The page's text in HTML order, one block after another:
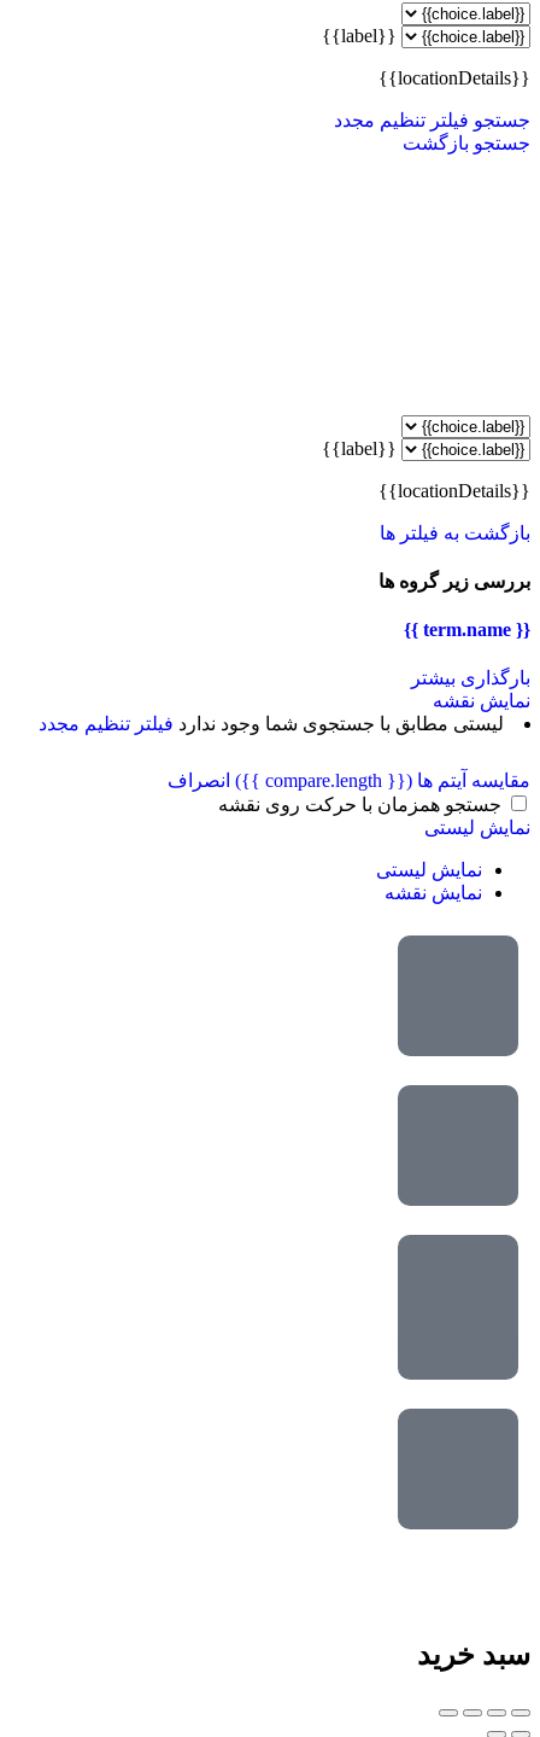
{{label}}
{{locationDetails}}
جستجو فیلتر تنظیم مجدد
جستجو بازگشت
{{label}}
{{locationDetails}}
بازگشت به فیلتر ها
بررسی زیر گروه ها
{{ term.name }}
بارگذاری بیشتر
نمایش نقشه
لیستی مطابق با جستجوی شما وجود ندارد فیلتر تنظیم مجدد
مقایسه آیتم ها ({{ compare.length }})
انصراف
جستجو همزمان با حرکت روی نقشه
نمایش لیستی
نمایش لیستی
نمایش نقشه
سبد خرید